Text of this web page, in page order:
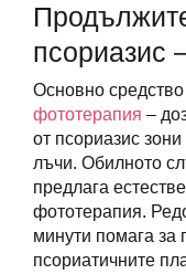
псориазис
Основно средство
фототерапия –
от псориазис
лъчи. Обилното
предлага
фототерапия.
минути помага за
псориатичните